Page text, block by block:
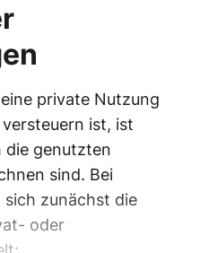
private Nutzung
ist, ist
die genutzten
sind. Bei
zunächst die
oder